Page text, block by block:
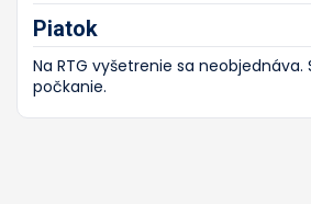
Piatok
Na RTG vyšetrenie sa
počkanie.